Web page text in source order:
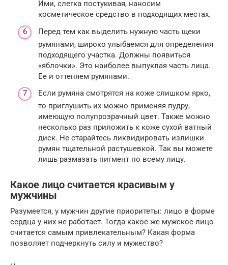
Ими, слегка постукивая, наносим
косметическое средство в подходящих местах.
Перед тем как выделить нужную часть щеки
румянами, широко улыбаемся для определения
подходящего участка. Должны появиться
«яблочки». Это наиболее выпуклая часть лица.
Ее и оттеняем румянами.
Если румяна смотрятся на коже слишком ярко,
то приглушить их можно применяя пудру,
имеющую полупрозрачный цвет. Также можно
несколько раз приложить к коже сухой ватный
диск. Не старайтесь ликвидировать излишки
румян тщательной растушевкой. Так вы можете
лишь размазать пигмент по всему лицу.
Какое лицо считается красивым у
мужчины
Разумеется, у мужчин другие приоритеты: лицо в форме
сердца у них не работает. Тогда какое же мужское лицо
считается самым привлекательным? Какая форма
позволяет подчеркнуть силу и мужество?